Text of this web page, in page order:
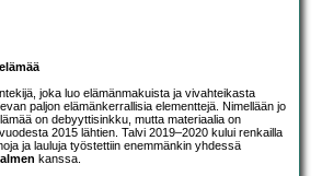
joka luo elämänmakuista ja vivahteikasta
paljon elämänkerrallisia elementtejä. Nimellään jo
on debyyttisinkku, mutta materiaalia on
2015 lähtien. Talvi 2019–2020 kului renkailla
ja lauluja työstettiin enemmänkin yhdessä
kanssa.